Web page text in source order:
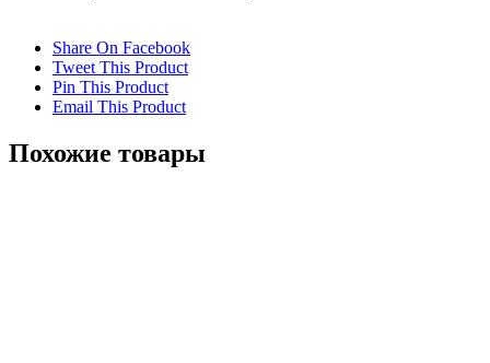
Share On Facebook
Tweet This Product
Pin This Product
Email This Product
Похожие товары